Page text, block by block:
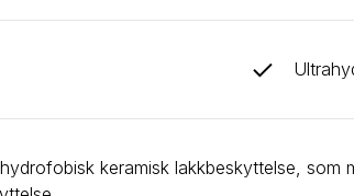
keramisk lakkbeskyttelse, som